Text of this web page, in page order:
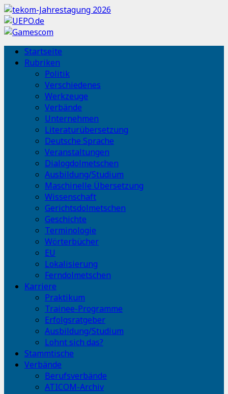
Startseite
Rubriken
Politik
Verschiedenes
Werkzeuge
Verbände
Unternehmen
Literaturübersetzung
Deutsche Sprache
Veranstaltungen
Dialogdolmetschen
Ausbildung/Studium
Maschinelle Übersetzung
Wissenschaft
Gerichtsdolmetschen
Geschichte
Terminologie
Wörterbücher
EU
Lokalisierung
Ferndolmetschen
Karriere
Praktikum
Trainee-Programme
Erfolgsratgeber
Ausbildung/Studium
Lohnt sich das?
Stammtische
Verbände
Berufsverbände
ATICOM-Archiv